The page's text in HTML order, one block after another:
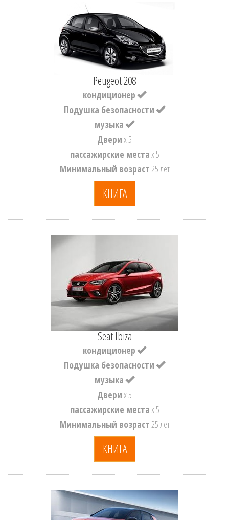
Peugeot 208
кондиционер
Подушка безопасности
музыка
Двериx 5
пассажирские местаx 5
Минимальный возраст25 лет
КНИГА
Seat Ibiza
кондиционер
Подушка безопасности
музыка
Двериx 5
пассажирские местаx 5
Минимальный возраст25 лет
КНИГА